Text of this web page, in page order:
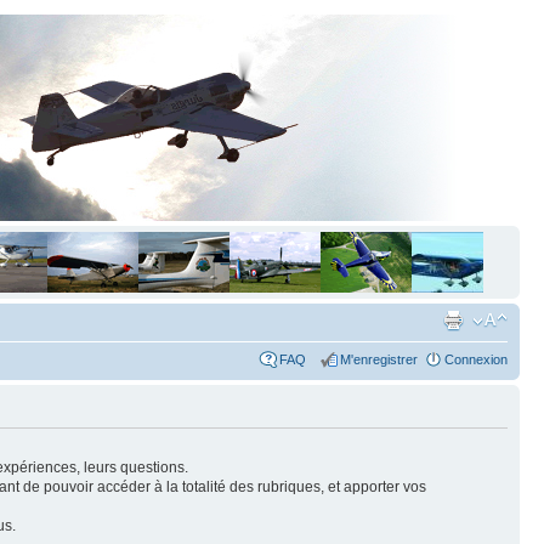
FAQ M'enregistrer Connexion
leurs questions.
de pouvoir accéder à la totalité des rubriques, et apporter vos